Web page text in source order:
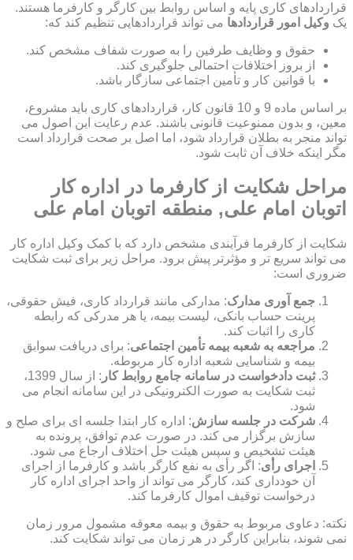
قراردادهای کاری پایه و اساس روابط بین کارگر و کارفرما هستند.
یک وکیل امور قراردادها می تواند قراردادهایی تنظیم کند که:
حقوق و وظایف طرفین را به صورت شفاف مشخص کند.
از بروز اختلافات احتمالی جلوگیری کند.
با قوانین کار و تأمین اجتماعی سازگار باشد.
بر اساس ماده 9 و 10 قانون کار، قراردادهای کاری باید مشروع،
معین، و بدون ممنوعیت قانونی باشند. عدم رعایت این اصول می
تواند منجر به بطلان قرارداد شود، اما اصل بر صحت قرارداد است
مگر اینکه خلاف آن ثابت شود.
مراحل شکایت از کارفرما در اداره کار
اتوبان امام علی, منطقه اتوبان امام علی
شکایت از کارفرما فرآیندی مشخص دارد که با کمک وکیل اداره کار
می تواند سریع تر و مؤثرتر پیش برود. مراحل زیر برای ثبت شکایت
ضروری است:
جمع آوری مدارک: مدارکی مانند قرارداد کاری، فیش حقوقی،
پرینت حساب بانکی، لیست بیمه، یا هر مدرکی که رابطه
کاری را اثبات کند.
مراجعه به شعبه بیمه تأمین اجتماعی: برای دریافت سوابق
بیمه و شناسایی شعبه اداره کار مربوطه.
ثبت دادخواست در سامانه جامع روابط کار
: از سال 1399،
ثبت شکایت به صورت الکترونیکی در این سامانه انجام می
شود.
شرکت در جلسه سازش: اداره کار ابتدا جلسه ای برای صلح و
سازش برگزار می کند. در صورت عدم توافق، پرونده به
هیئت تشخیص و سپس هیئت حل اختلاف ارجاع می شود.
اجرای رأی: اگر رأی به نفع کارگر باشد و کارفرما از اجرای
آن خودداری کند، کارگر می تواند از واحد اجرای اداره کار
درخواست توقیف اموال کارفرما کند.
نکته: دعاوی مربوط به حقوق و بیمه معوقه مشمول مرور زمان
نمی شوند، بنابراین کارگر در هر زمان می تواند شکایت کند.